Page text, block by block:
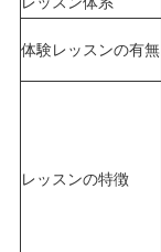
体験レッスンの有無
レッスンの特徴